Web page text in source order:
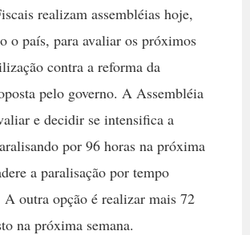
realizam assembléias hoje,
o país, para avaliar os próximos
contra a reforma da
pelo governo. A Assembléia
e decidir se intensifica a
por 96 horas na próxima
a paralisação por tempo
outra opção é realizar mais 72
na próxima semana.